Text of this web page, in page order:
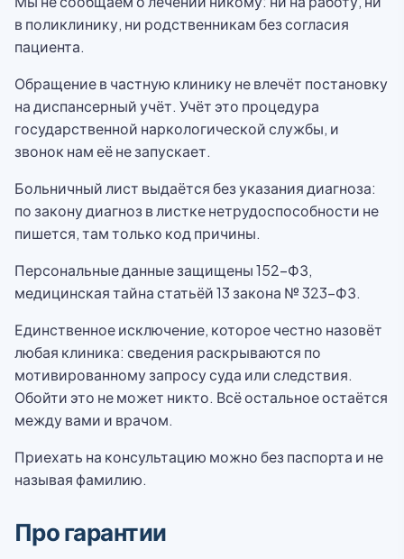
в поликлинику, ни родственникам без согласия
пациента.
Обращение в частную клинику не влечёт постановку
на диспансерный учёт. Учёт это процедура
государственной наркологической службы, и
звонок нам её не запускает.
Больничный лист выдаётся без указания диагноза:
по закону диагноз в листке нетрудоспособности не
пишется, там только код причины.
Персональные данные защищены 152-ФЗ,
медицинская тайна статьёй 13 закона № 323-ФЗ.
Единственное исключение, которое честно назовёт
любая клиника: сведения раскрываются по
мотивированному запросу суда или следствия.
Обойти это не может никто. Всё остальное остаётся
между вами и врачом.
Приехать на консультацию можно без паспорта и не
называя фамилию.
Про гарантии